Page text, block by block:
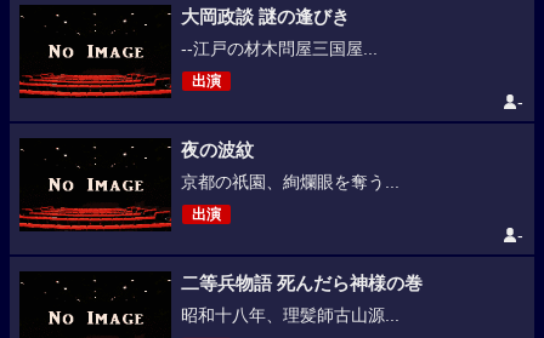
大岡政談 謎の逢びき
--江戸の材木問屋三国屋...
出演
-
夜の波紋
京都の祇園、絢爛眼を奪う...
出演
-
二等兵物語 死んだら神様の巻
昭和十八年、理髪師古山源...